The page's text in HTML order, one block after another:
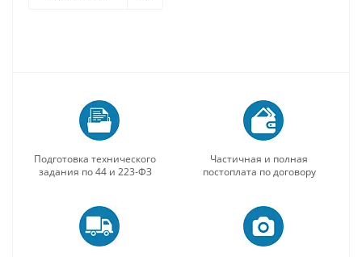
Подготовка технического
задания по 44 и 223-ФЗ
Частичная и полная
постоплата по договору